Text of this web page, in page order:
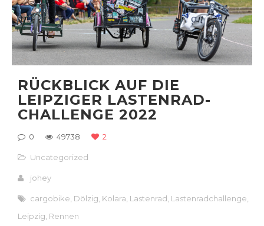
RÜCKBLICK AUF DIE
LEIPZIGER LASTENRAD-
CHALLENGE 2022
0 49738 2
Uncategorized
johey
cargobike Dölzig Kolara Lastenrad Lastenradchallenge
Leipzig Rennen